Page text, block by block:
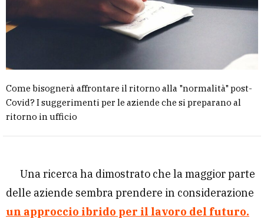
Come bisognerà affrontare il ritorno alla "normalità" post-
Covid? I suggerimenti per le aziende che si preparano al
ritorno in ufficio
Una ricerca ha dimostrato che la maggior parte
delle aziende sembra prendere in considerazione
un approccio ibrido per il lavoro del futuro.